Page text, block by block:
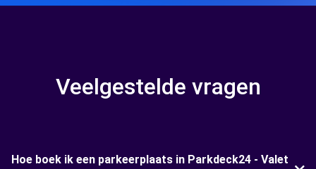
Veelgestelde vragen
Hoe boek ik een parkeerplaats in Parkdeck24 - Valet